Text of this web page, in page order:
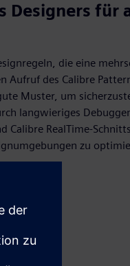
Designers für
die eine
Aufruf des Calibre
Muster, um
langwieriges
Calibre RealTime-
zu